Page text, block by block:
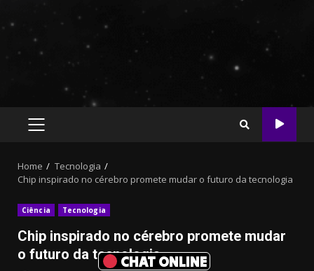
CHAT ONLINE
PRIMARY
Home
Tecnologia
Chip inspirado no cérebro promete mudar o futuro da tecnologia
Ciência Tecnologia
Chip inspirado no cérebro promete mudar
o futuro da tecnologia